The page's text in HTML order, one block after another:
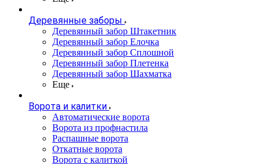
Деревянные заборы
Деревянный забор Штакетник
Деревянный забор Елочка
Деревянный забор Сплошной
Деревянный забор Плетенка
Деревянный забор Шахматка
Еще
Ворота и калитки
Автоматические ворота
Ворота из профнастила
Распашные ворота
Откатные ворота
Ворота с калиткой